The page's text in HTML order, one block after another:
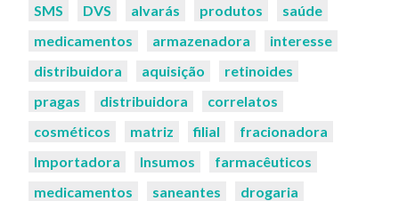
Palavras-
SMS DVS alvarás produtos
saúde
medicamentos
armazenadora
interesse
distribuidora
aquisição
retinoides
pragas
distribuidora
correlatos
cosméticos
matriz filial
fracionadora
Importadora
Insumos
farmacêuticos
medicamentos
saneantes
drogaria